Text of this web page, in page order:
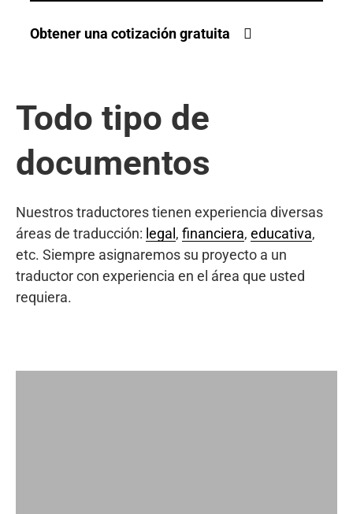
Obtener una cotización gratuita
Todo tipo de
documentos
Nuestros traductores tienen experiencia diversas
áreas de traducción: legal , financiera, educativa,
etc. Siempre asignaremos su proyecto a un
traductor con experiencia en el área que usted
requiera.